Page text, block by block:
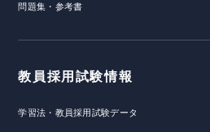
問題集・参考書
教員採用試験情報
学習法・教員採用試験データ